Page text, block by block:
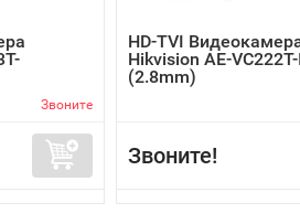
Звоните
HD-TVI
Hikvision AE-
(2.8mm)
Звоните!